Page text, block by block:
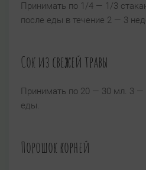
Принимать по 1/4 — 1/3
после еды в течение 2 — 3
Сок из свежей травы
Принимать по 20 — 30 мл. 3 —
еды.
Порошок корней